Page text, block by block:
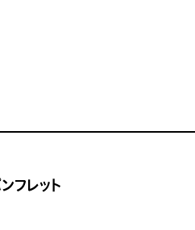
レット サイトTOP